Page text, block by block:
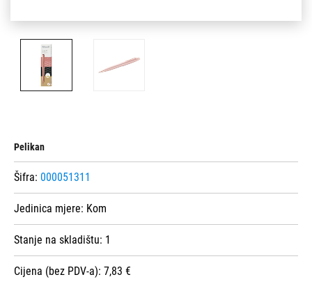
Pelikan
Šifra: 000051311
Jedinica mjere: Kom
Stanje na skladištu: 1
Cijena (bez PDV-a): 7,83 €